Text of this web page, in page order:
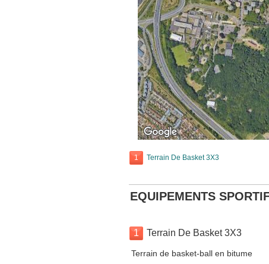
1 Terrain De Basket 3X3
EQUIPEMENTS
1 Terrain De Basket 3X3
Terrain de basket-ball en bitume